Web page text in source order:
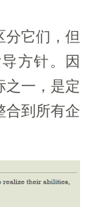
它们，但
方针。因
之一，是定
合到所有企